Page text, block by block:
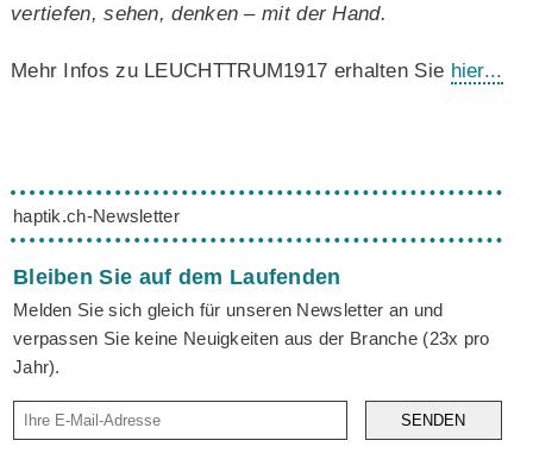
vertiefen, sehen, denken – mit der Hand.
Mehr Infos zu LEUCHTTRUM1917 erhalten Sie hier...
haptik.ch-Newsletter
Bleiben Sie auf dem Laufenden
Melden Sie sich gleich für unseren Newsletter an und
verpassen Sie keine Neuigkeiten aus der Branche (23x pro
Jahr).
SENDEN